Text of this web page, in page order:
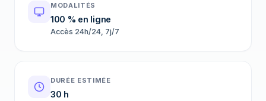
MODALITÉS
100 % en ligne
Accès 24h/24, 7j/7
DURÉE ESTIMÉE
30 h